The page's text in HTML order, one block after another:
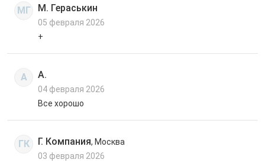
МГ М. Гераськин
05 февраля 2026
+
А А.
04 февраля 2026
Все хорошо
ГК Г. Компания, Москва
03 февраля 2026